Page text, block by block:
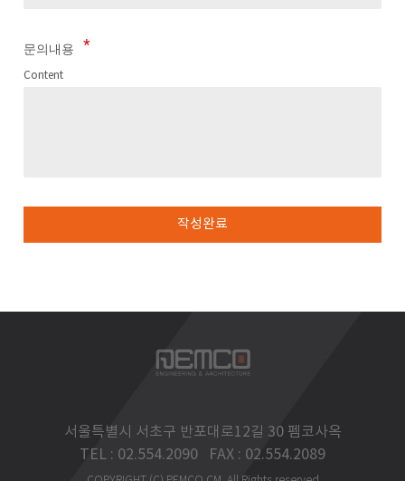
문의내용
Content
작성완료
서울특별시 서초구 반포대로12길 30 펨코사옥
TEL : 02.554.2090 FAX : 02.554.2089